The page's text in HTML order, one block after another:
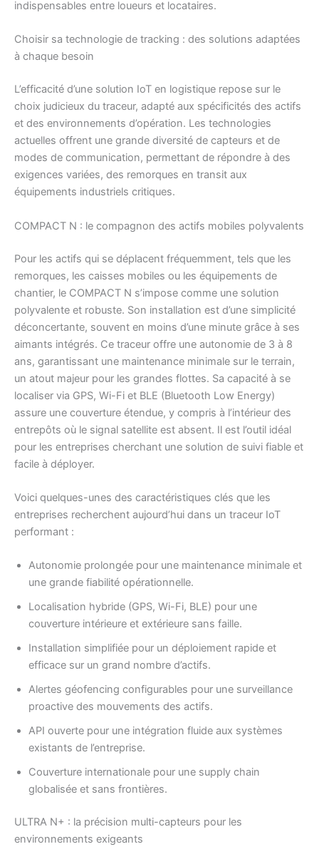
indispensables entre loueurs et locataires.
Choisir sa technologie de tracking : des solutions adaptées
à chaque besoin
L’efficacité d’une solution IoT en logistique repose sur le
choix judicieux du traceur, adapté aux spécificités des actifs
et des environnements d’opération. Les technologies
actuelles offrent une grande diversité de capteurs et de
modes de communication, permettant de répondre à des
exigences variées, des remorques en transit aux
équipements industriels critiques.
COMPACT N : le compagnon des actifs mobiles polyvalents
Pour les actifs qui se déplacent fréquemment, tels que les
remorques, les caisses mobiles ou les équipements de
chantier, le COMPACT N s’impose comme une solution
polyvalente et robuste. Son installation est d’une simplicité
déconcertante, souvent en moins d’une minute grâce à ses
aimants intégrés. Ce traceur offre une autonomie de 3 à 8
ans, garantissant une maintenance minimale sur le terrain,
un atout majeur pour les grandes flottes. Sa capacité à se
localiser via GPS, Wi-Fi et BLE (Bluetooth Low Energy)
assure une couverture étendue, y compris à l’intérieur des
entrepôts où le signal satellite est absent. Il est l’outil idéal
pour les entreprises cherchant une solution de suivi fiable et
facile à déployer.
Voici quelques-unes des caractéristiques clés que les
entreprises recherchent aujourd’hui dans un traceur IoT
performant :
Autonomie prolongée pour une maintenance minimale et
une grande fiabilité opérationnelle.
Localisation hybride (GPS, Wi-Fi, BLE) pour une
couverture intérieure et extérieure sans faille.
Installation simplifiée pour un déploiement rapide et
efficace sur un grand nombre d’actifs.
Alertes géofencing configurables pour une surveillance
proactive des mouvements des actifs.
API ouverte pour une intégration fluide aux systèmes
existants de l’entreprise.
Couverture internationale pour une supply chain
globalisée et sans frontières.
ULTRA N+ : la précision multi-capteurs pour les
environnements exigeants